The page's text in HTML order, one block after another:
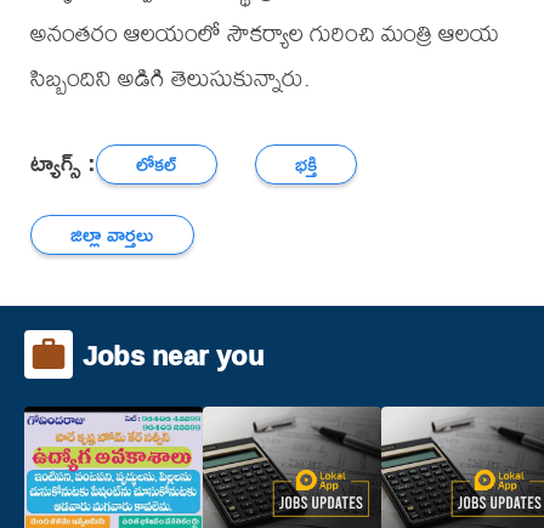
అనంతరం ఆలయంలో సౌకర్యాల గురించి మంత్రి ఆలయ
సిబ్బందిని అడిగి తెలుసుకున్నారు.
ట్యాగ్స్ : లోకల్
భక్తి
జిల్లా వార్తలు
Jobs near you